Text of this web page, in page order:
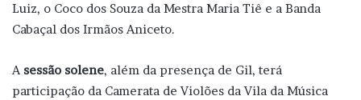
Luiz, o Coco dos Souza da Mestra Maria Tiê e a Banda
Cabaçal dos Irmãos Aniceto.
A sessão solene, além da presença de Gil, terá
participação da Camerata de Violões da Vila da Música